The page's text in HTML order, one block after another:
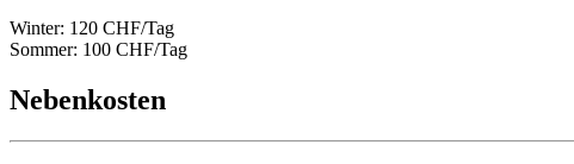
Winter: 120 CHF/Tag
Sommer: 100 CHF/Tag
Nebenkosten